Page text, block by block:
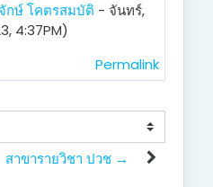
กษ์ โคตรสมบัติ - จันทร์,
4:37PM)
Permalink
สาขารายวิชา ปวช →